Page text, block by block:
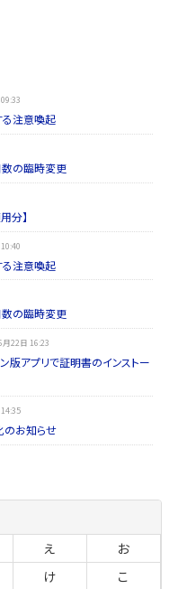
る注意喚起
数の臨時変更
分】
る注意喚起
数の臨時変更
22日 16:23
版アプリで証明書のインストー
のお知らせ
え
お
け
こ